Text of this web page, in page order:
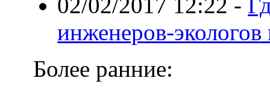
инженеров-
Более ранние: